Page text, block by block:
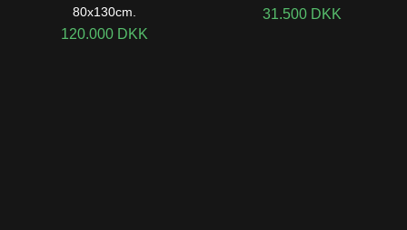
80x130cm.
120.000 DKK
31.500 DKK